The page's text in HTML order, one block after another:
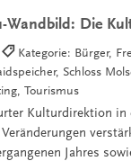
Wandbild: Die
Kategorie: Bürger,
Schloss
Tourismus
Kulturdirektion
Jahres